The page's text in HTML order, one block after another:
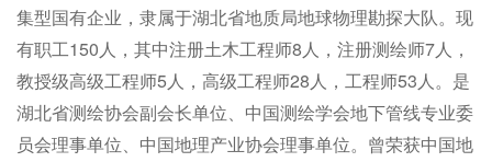
集型国有企业，隶属于湖北省地质局地球物理勘探大队。现
有职工150人，其中注册土木工程师8人，注册测绘师7人，
教授级高级工程师5人，高级工程师28人，工程师53人。是
湖北省测绘协会副会长单位、中国测绘学会地下管线专业委
员会理事单位、中国地理产业协会理事单位。曾荣获中国地